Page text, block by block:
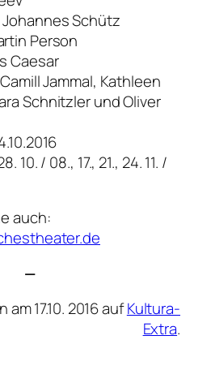
Schütz
Person
Caesar
Jammal, Kathleen
Schnitzler und Oliver
10. / 08., 17., 21., 24. 11. /
auch:
—
17.10. 2016 aufKultura-
Extra.